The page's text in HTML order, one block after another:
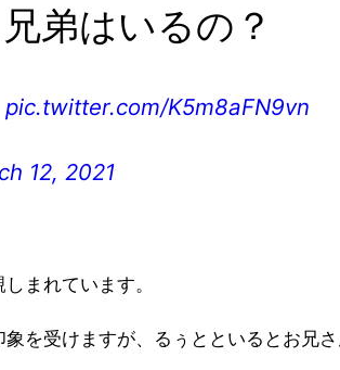
弟はいるの？
pic.twitter.com/K5m8aFN9vn
12, 2021
まれています。
を受けますが、るぅとといるとお兄さ